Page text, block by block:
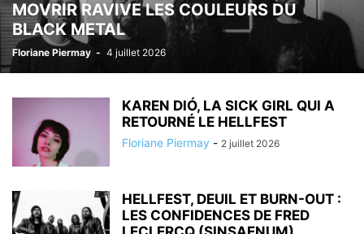
MOVRIR RAVIVE LES COULEURS DU
BLACK METAL
Floriane Piermay - 4 juillet 2026
KAREN DIÓ, LA SICK GIRL QUI A
RETOURNÉ LE HELLFEST
Floriane Piermay - 2 juillet 2026
HELLFEST, DEUIL ET BURN-OUT :
LES CONFIDENCES DE FRED